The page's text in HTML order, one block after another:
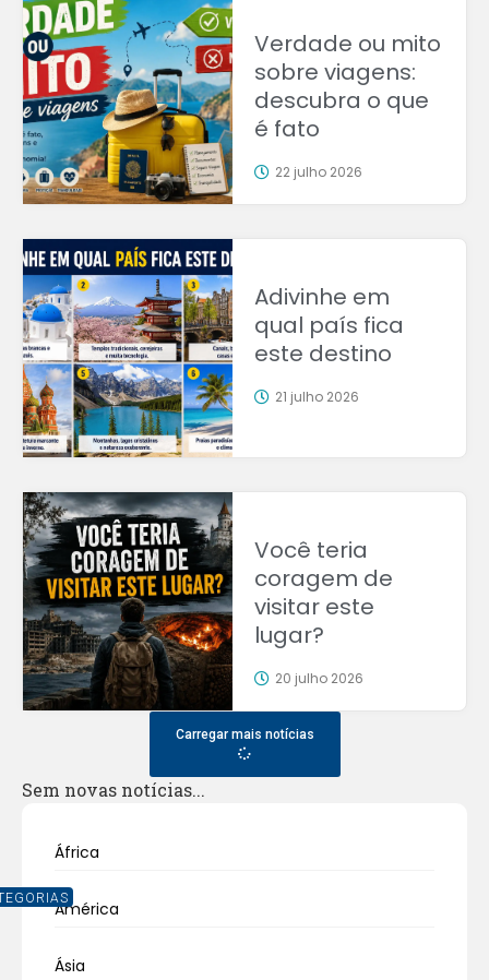
África
América
Ásia
Verdade ou mito
sobre viagens:
descubra o que
é fato
22 julho 2026
Adivinhe em
qual país fica
este destino
21 julho 2026
Você teria
coragem de
visitar este
lugar?
20 julho 2026
Carregar mais notícias
Sem novas notícias...